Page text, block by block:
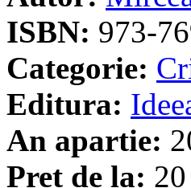
ISBN: 973-
Categorie:
Editura:
An apartie:
Pret de la: 20